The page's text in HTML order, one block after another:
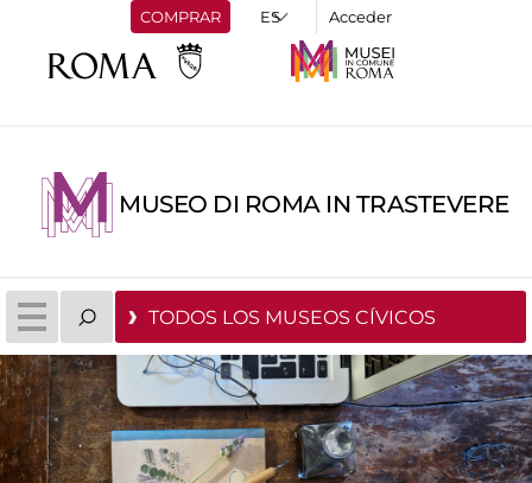
COMPRAR Acceder
MUSEO DI ROMA IN TRASTEVERE
TODOS LOS MUSEOS CÍVICOS